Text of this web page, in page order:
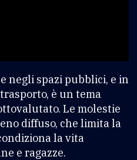
negli spazi pubblici, e in
è un tema
Le molestie
diffuso, che limita la
la vita
e ragazze.